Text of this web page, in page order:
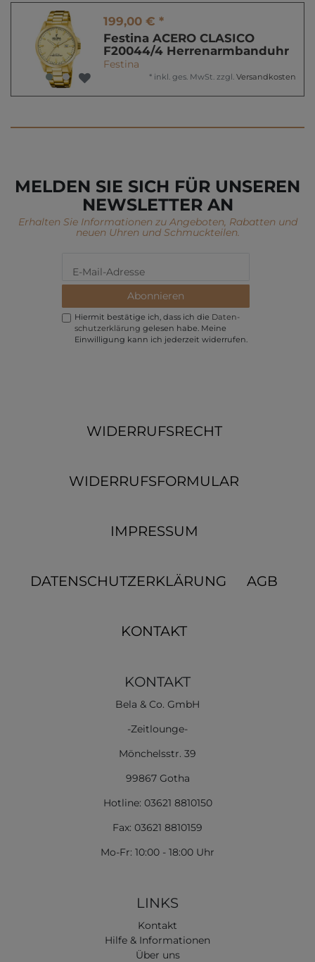
199,00 € *
Festina ACERO CLASICO
F20044/4 Herrenarmbanduhr
Festina
* inkl. ges. MwSt. zzgl. Versandkosten
MELDEN SIE SICH FÜR UNSEREN
NEWSLETTER AN
Erhalten Sie Informationen zu Angeboten, Rabatten und
neuen Uhren und Schmuckteilen.
Abonnieren
Hiermit bestätige ich, dass ich die Daten­
schutz­erklärung gelesen habe. Meine
Einwilligung kann ich jederzeit widerrufen.
WIDERRUFSRECHT
WIDERRUFSFORMULAR
IMPRESSUM
DATENSCHUTZERKLÄRUNG AGB
KONTAKT
KONTAKT
Bela & Co. GmbH
-Zeitlounge-
Mönchelsstr. 39
99867 Gotha
Hotline: 03621 8810150
Fax: 03621 8810159
Mo-Fr: 10:00 - 18:00 Uhr
LINKS
Kontakt
Hilfe & Informationen
Über uns